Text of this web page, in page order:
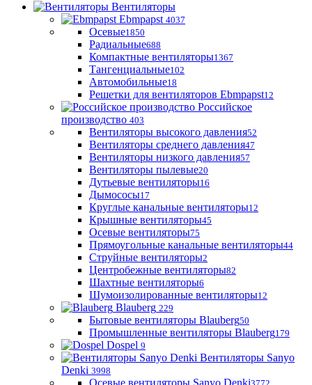
Вентиляторы
Ebmpapst 4037
Осевые1850
Радиальные688
Компактные вентиляторы1367
Тангенциальные102
Автомобильные18
Решетки для вентиляторов Ebmpapst12
Российское
производство 403
Вентиляторы высокого давления52
Вентиляторы среднего давления47
Вентиляторы низкого давления57
Вентиляторы пылевые20
Дутьевые вентиляторы16
Дымососы17
Круглые канальные вентиляторы12
Крышные вентиляторы45
Осевые вентиляторы75
Прямоугольные канальные вентиляторы44
Струйные вентиляторы2
Центробежные вентиляторы82
Шахтные вентиляторы6
Шумоизолированные вентиляторы12
Blauberg 229
Бытовые вентиляторы Blauberg50
Промышленные вентиляторы Blauberg179
Dospel 9
Вентиляторы Sanyo
Denki 3998
Осевые вентиляторы Sanyo Denki